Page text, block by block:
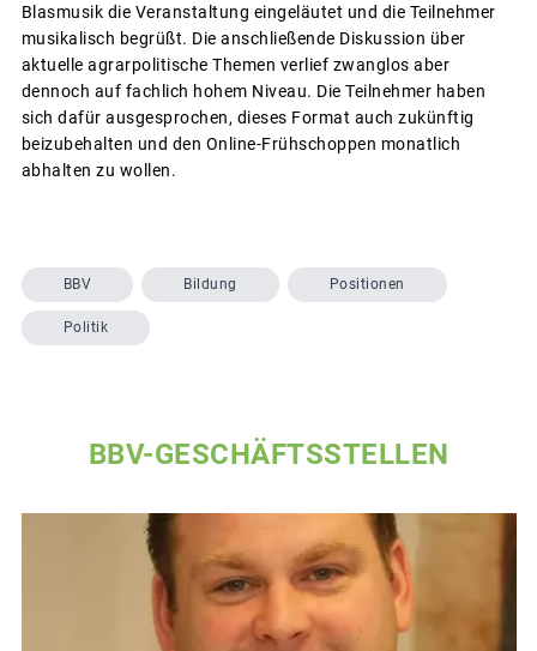
Blasmusik die Veranstaltung eingeläutet und die Teilnehmer
musikalisch begrüßt. Die anschließende Diskussion über
aktuelle agrarpolitische Themen verlief zwanglos aber
dennoch auf fachlich hohem Niveau. Die Teilnehmer haben
sich dafür ausgesprochen, dieses Format auch zukünftig
beizubehalten und den Online-Frühschoppen monatlich
abhalten zu wollen.
BBV Bildung Positionen
Politik
BBV-GESCHÄFTSSTELLEN